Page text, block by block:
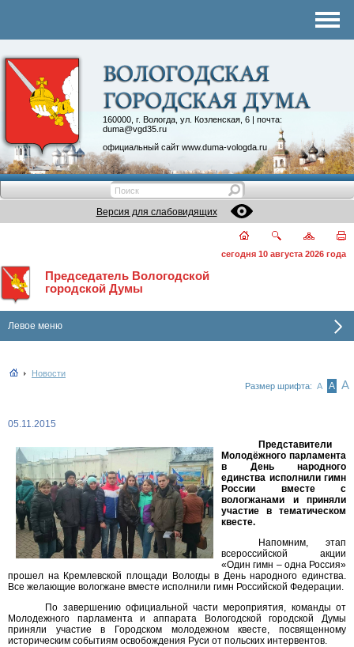
160000, г. Вологда, ул. Козленская, 6 | почта:
duma@vgd35.ru
официальный сайт www.duma-vologda.ru
Контакты
Депутатские объединения
Версия для слабовидящих
сегодня 10 августа 2026 года
Председатель Вологодской
городской Думы
Левое меню
Новости
Размер шрифта: А А А
05.11.2015
Представители
Молодёжного парламента
в День народного
единства исполнили гимн
России вместе с
вологжанами и приняли
участие в тематическом
квесте.
Напомним, этап
всероссийской акции
«Один гимн – одна Россия»
прошел на Кремлевской площади Вологды в День народного единства.
Все желающие вологжане вместе исполнили гимн Российской Федерации.
По завершению официальной части мероприятия, команды от
Молодежного парламента и аппарата Вологодской городской Думы
приняли участие в Городском молодежном квесте, посвященному
историческим событиям освобождения Руси от польских интервентов.